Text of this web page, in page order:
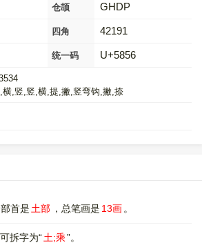
仓颉 GHDP
四角 42191
统一码 U+5856
横,竖,竖,横,提,撇,竖弯钩,撇,捺
首是 土部 ，总笔画是 13画 。
拆字为“土;乘”。